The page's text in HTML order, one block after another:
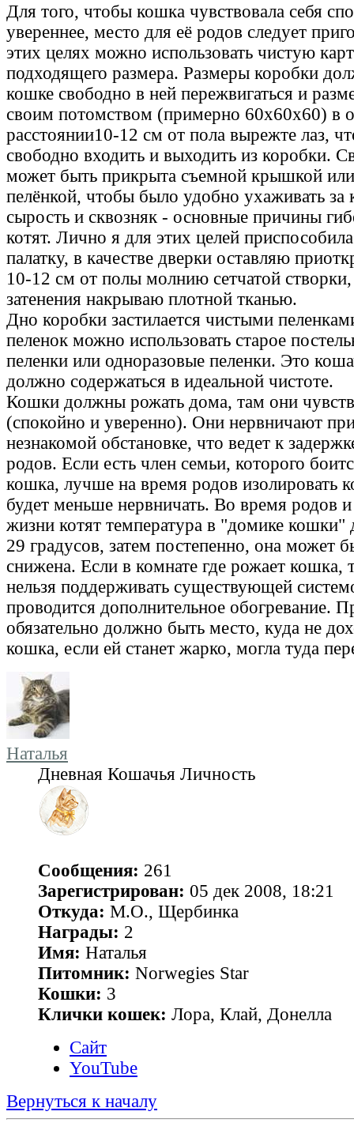
Для того, чтобы кошка чувствовала себя
увереннее, место для её родов следует
этих целях можно использовать чистую
подходящего размера. Размеры коробки
кошке свободно в ней пережвигаться и
своим потомством (примерно 60х60х60) в
расстоянии10-12 см от пола вырежте лаз,
свободно входить и выходить из коробки.
может быть прикрыта съемной крышкой
пелёнкой, чтобы было удобно ухаживать за
сырость и сквозняк - основные причины
котят. Лично я для этих целей
палатку, в качестве дверки оставляю
10-12 см от полы молнию сетчатой створки,
затенения накрываю плотной тканью.
Дно коробки застилается чистыми
пеленок можно использовать старое
пеленки или одноразовые пеленки. Это
должно содержаться в идеальной чистоте.
Кошки должны рожать дома, там они
(спокойно и уверенно). Они нервничают
незнакомой обстановке, что ведет к
родов. Если есть член семьи, которого
кошка, лучше на время родов изолировать
будет меньше нервничать. Во время родов
жизни котят температура в "домике кошки"
29 градусов, затем постепенно, она может
снижена. Если в комнате где рожает кошка,
нельзя поддерживать существующей
проводится дополнительное обогревание.
обязательно должно быть место, куда не
кошка, если ей станет жарко, могла туда
Наталья
Дневная Кошачья Личность
Сообщения: 261
Зарегистрирован: 05 дек 2008, 18:21
Откуда: М.О., Щербинка
Награды: 2
Имя: Наталья
Питомник: Norwegies Star
Кошки: 3
Клички кошек: Лора, Клай, Донелла
Сайт
YouTube
Вернуться к началу